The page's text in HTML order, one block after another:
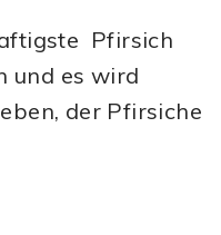
Pfirsich
und es wird
der Pfirsiche